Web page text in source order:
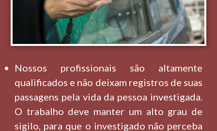
Nossos profissionais são altamente
qualificados e não deixam registros de suas
passagens pela vida da pessoa investigada.
O trabalho deve manter um alto grau de
sigilo, para que o investigado não perceba